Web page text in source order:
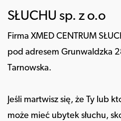
SŁUCHU sp. z o.o
Firma XMED CENTRUM
pod adresem Grunwaldzka
Tarnowska.
Jeśli martwisz się, że Ty lub
może mieć ubytek słuchu,